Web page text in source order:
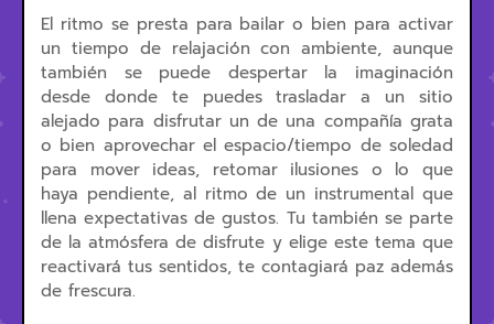
El ritmo se presta para bailar o bien para activar
un tiempo de relajación con ambiente, aunque
también se puede despertar la imaginación
desde donde te puedes trasladar a un sitio
alejado para disfrutar un de una compañía grata
o bien aprovechar el espacio/tiempo de soledad
para mover ideas, retomar ilusiones o lo que
haya pendiente, al ritmo de un instrumental que
llena expectativas de gustos. Tu también se parte
de la atmósfera de disfrute y elige este tema que
reactivará tus sentidos, te contagiará paz además
de frescura.